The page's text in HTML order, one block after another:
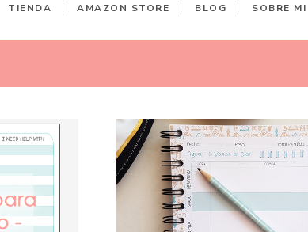
TIENDA AMAZON STORE BLOG SOBRE MI